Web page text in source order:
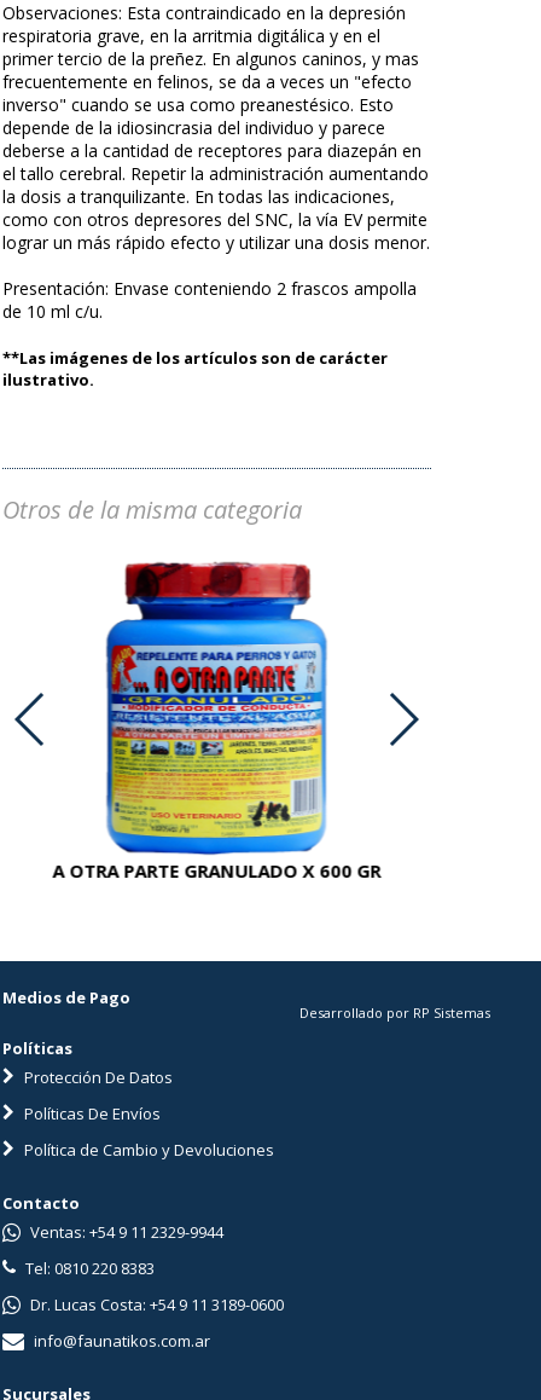
Observaciones: Esta contraindicado en la depresión
respiratoria grave, en la arritmia digitálica y en el
primer tercio de la preñez. En algunos caninos, y mas
frecuentemente en felinos, se da a veces un "efecto
inverso" cuando se usa como preanestésico. Esto
depende de la idiosincrasia del individuo y parece
deberse a la cantidad de receptores para diazepán en
el tallo cerebral. Repetir la administración aumentando
la dosis a tranquilizante. En todas las indicaciones,
como con otros depresores del SNC, la vía EV permite
lograr un más rápido efecto y utilizar una dosis menor.
Presentación: Envase conteniendo 2 frascos ampolla
de 10 ml c/u.
**Las imágenes de los artículos son de carácter
ilustrativo.
Otros de la misma categoria
A OTRA PARTE GRANULADO X 600 GR
Medios de Pago
Políticas
Protección De Datos
Políticas De Envíos
Política de Cambio y Devoluciones
Desarrollado por RP Sistemas
Contacto
Ventas: +54 9 11 2329-9944
Tel: 0810 220 8383
Dr. Lucas Costa: +54 9 11 3189-0600
info@faunatikos.com.ar
Sucursales